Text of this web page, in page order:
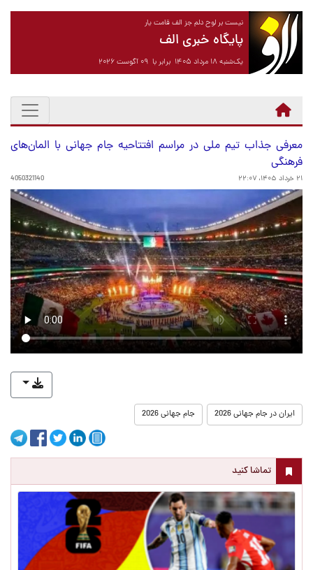
نیست بر لوح دلم جز الف قامت یار
پایگاه خبری الف
یک‌شنبه ۱۸ مرداد ۱۴۰۵ برابر با ۰۹ آگوست ۲۰۲۶
معرفی جذاب تیم ملی در مراسم افتتاحیه جام جهانی با المان‌های
فرهنگی
۲۱ خرداد ۱۴۰۵، ۲۲:۰۷ 4050321140
ایران در جام جهانی 2026 جام جهانی 2026
تماشا کنید